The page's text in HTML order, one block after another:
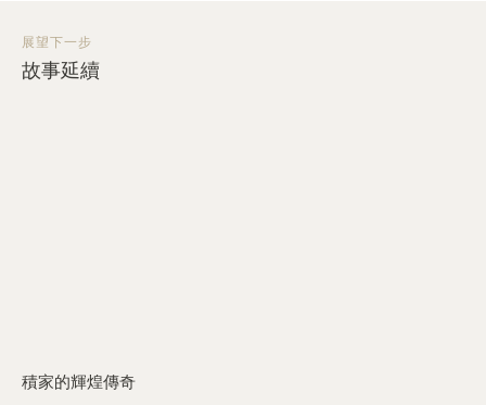
展望下一步
故事延續
積家的輝煌傳奇